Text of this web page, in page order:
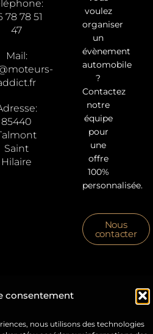
consentement
nous utilisons des technologies
78 78 51
47
Mail:
85440
Saint
Hilaire
voulez
organiser
un
évènement
automobile
?
Contactez
notre
équipe
pour
une
offre
100%
personnalisée.
Nous
contacter